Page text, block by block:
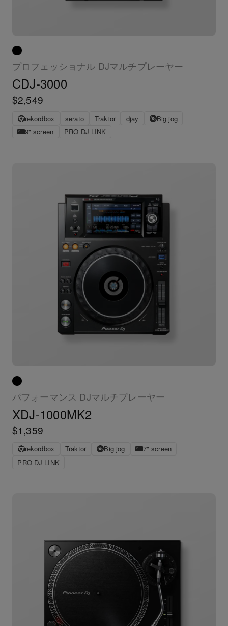
プロフェッショナル DJマルチプレーヤー
CDJ-3000
$2,549
rekordbox serato Traktor djay
Big jog
9" screen
PRO DJ LINK
パフォーマンス DJマルチプレーヤー
XDJ-1000MK2
$1,359
rekordbox Traktor Big jog
7" screen
PRO DJ LINK